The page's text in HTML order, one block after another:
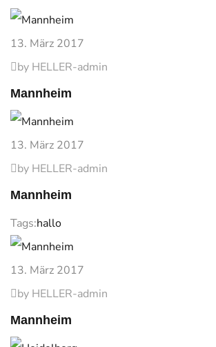
13. März 2017
by HELLER-admin
Mannheim
13. März 2017
by HELLER-admin
Mannheim
Tags:hallo
13. März 2017
by HELLER-admin
Mannheim